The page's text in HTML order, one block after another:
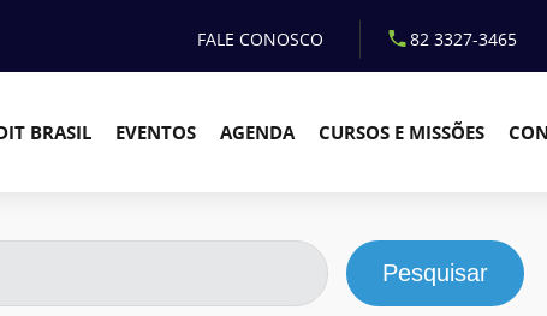
FALE CONOSCO 82 3327-3465
BRASIL EVENTOS AGENDA CURSOS E MISSÕES
Pesquisar